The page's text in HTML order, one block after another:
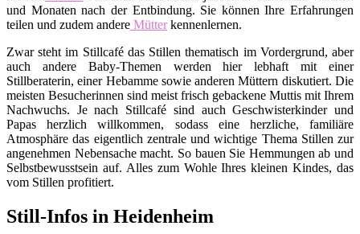
und Monaten nach der Entbindung. Sie können Ihre Erfahrungen
teilen und zudem andere Mütterkennenlernen.
Zwar steht im Stillcafé das Stillen thematisch im Vordergrund, aber
auch andere Baby-Themen werden hier lebhaft mit einer
Stillberaterin, einer Hebamme sowie anderen Müttern diskutiert. Die
meisten Besucherinnen sind meist frisch gebackene Muttis mit Ihrem
Nachwuchs. Je nach Stillcafé sind auch Geschwisterkinder und
Papas herzlich willkommen, sodass eine herzliche, familiäre
Atmosphäre das eigentlich zentrale und wichtige Thema Stillen zur
angenehmen Nebensache macht. So bauen Sie Hemmungen ab und
Selbstbewusstsein auf. Alles zum Wohle Ihres kleinen Kindes, das
vom Stillen profitiert.
Still-Infos in Heidenheim